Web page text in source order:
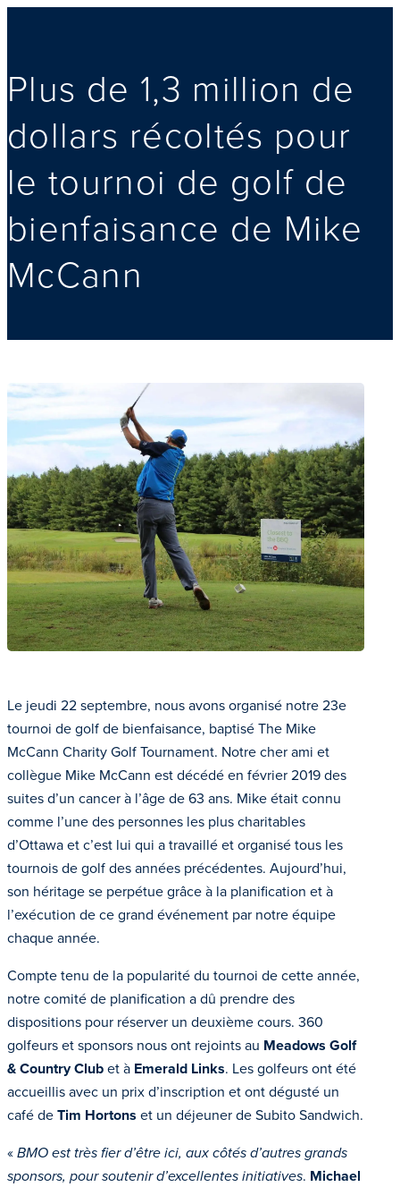
Plus de 1,3 million de
dollars récoltés pour
le tournoi de golf de
bienfaisance de Mike
McCann
Le jeudi 22 septembre, nous avons organisé notre 23e
tournoi de golf de bienfaisance, baptisé The Mike
McCann Charity Golf Tournament. Notre cher ami et
collègue Mike McCann est décédé en février 2019 des
suites d’un cancer à l’âge de 63 ans. Mike était connu
comme l’une des personnes les plus charitables
d’Ottawa et c’est lui qui a travaillé et organisé tous les
tournois de golf des années précédentes. Aujourd’hui,
son héritage se perpétue grâce à la planification et à
l’exécution de ce grand événement par notre équipe
chaque année.
Compte tenu de la popularité du tournoi de cette année,
notre comité de planification a dû prendre des
dispositions pour réserver un deuxième cours. 360
golfeurs et sponsors nous ont rejoints au Meadows Golf
& Country Clubet à Emerald Links. Les golfeurs ont été
accueillis avec un prix d’inscription et ont dégusté un
café deTim Hortons et un déjeuner de Subito Sandwich.
«BMO est très fier d’être ici, aux côtés d’autres grands
sponsors, pour soutenir d’excellentes initiatives. Michael